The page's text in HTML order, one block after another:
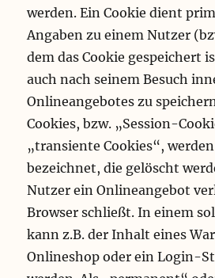
werden. Ein Cookie dient
Angaben zu einem Nutzer
dem das Cookie gespeichert
auch nach seinem Besuch
Onlineangebotes zu
Cookies, bzw. „Session-
„transiente Cookies“,
bezeichnet, die gelöscht
Nutzer ein Onlineangebot
Browser schließt. In einem
kann z.B. der Inhalt eines
Onlineshop oder ein Login-